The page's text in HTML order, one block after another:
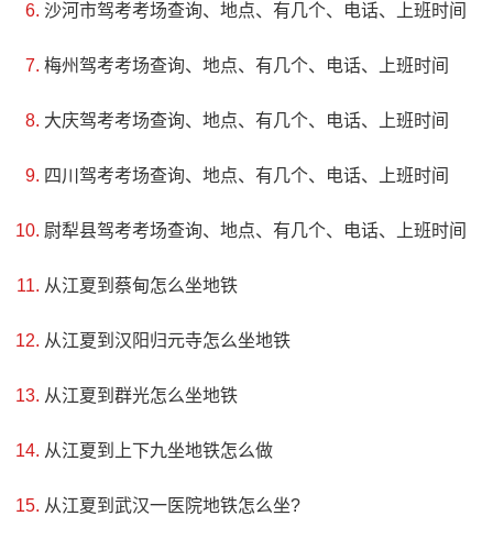
评级：暂无
商均湖、伊尹湖、木兰湖等四大湖泊，集防洪蓄水、生态保
护、休闲旅游为一体，是一个具有河湖连通特色的生态水利
沙河市驾考考场查询、地点、有几个、电话、上班时间
梅州驾考考场查询、地点、有几个、电话、上班时间
大庆驾考考场查询、地点、有几个、电话、上班时间
四川驾考考场查询、地点、有几个、电话、上班时间
尉犁县驾考考场查询、地点、有几个、电话、上班时间
从江夏到蔡甸怎么坐地铁
从江夏到汉阳归元寺怎么坐地铁
从江夏到群光怎么坐地铁
从江夏到上下九坐地铁怎么做
从江夏到武汉一医院地铁怎么坐?